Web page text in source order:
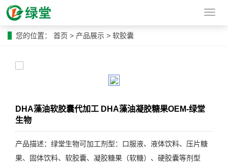
导
您的位置： 首页 > 产品展示 > 软胶囊
DHA藻油软胶囊代加工 DHA藻油凝胶糖果OEM-绿堂
生物
产品描述：绿堂生物可加工剂型：口服液、液体饮料、压片糖
果、固体饮料、软胶囊、凝胶糖果（软糖）、硬胶囊等剂型